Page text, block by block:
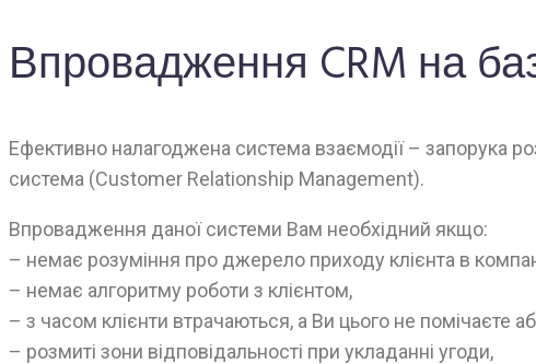
Впровадження CRM на
Ефективно налагоджена система взаємодії – запорука
система (Customer Relationship Management).
Впровадження даної системи Вам необхідний якщо:
– немає розуміння про джерело приходу клієнта в
– немає алгоритму роботи з клієнтом,
– з часом клієнти втрачаються, а Ви цього не помічаєте
– розмиті зони відповідальності при укладанні угоди,